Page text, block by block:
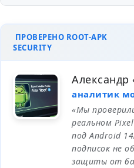
ПРОВЕРЕНО ROOT-APK
SECURITY
Александр
аналитик
«Мы
реальном
под Android
подписок не
защиты от